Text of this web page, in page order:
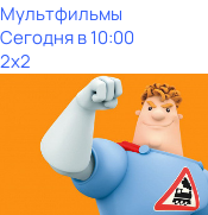
Мультфильмы
Сегодня в 10:00
2x2